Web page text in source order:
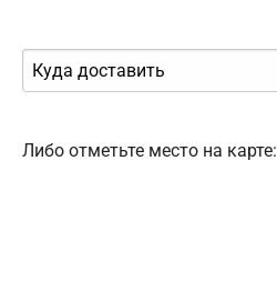
Либо отметьте место на карте: